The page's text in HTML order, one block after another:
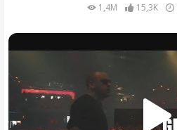
1,4M 15,3K